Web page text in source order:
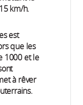
km/h.
est
que les
1000 et le
à rêver